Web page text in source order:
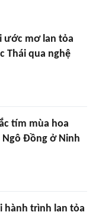
ước mơ lan tỏa
Thái qua nghệ
tím mùa hoa
Đồng ở Ninh
hành trình lan tỏa